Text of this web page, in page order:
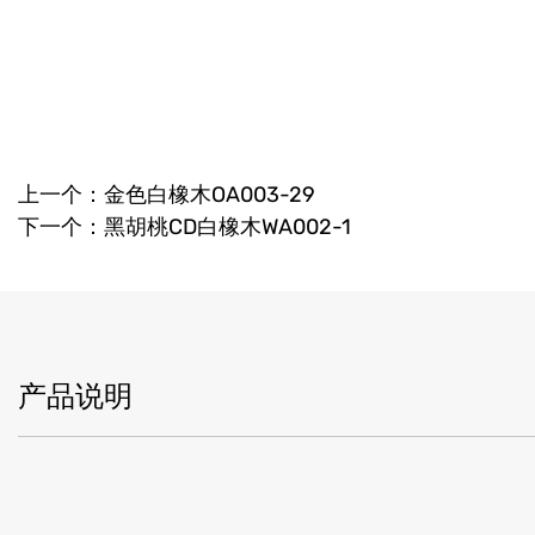
上一个：金色白橡木OA003-29
下一个：黑胡桃CD白橡木WA002-1
产品说明